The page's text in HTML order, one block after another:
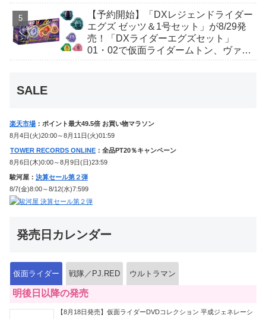
【予約開始】「DXレジェンドライダー
エグズ ゼッツ＆1号セット」が8/29発
売！「DXライダーエグズセット」
01・02で仮面ライダームトン、ヴァン
SALE
楽天市場 ：ポイント最大49.5倍 お買い物マラソン
8月4日(火)20:00～8月11日(火)01:59
TOWER RECORDS ONLINE ：全品PT20％キャンペーン
8月6日(木)0:00～8月9日(日)23:59
駿河屋： 決算セール第２弾
8/7(金)8:00～8/12(水)7:599
発売日カレンダー
仮面ライダー 戦隊／PJ.RED ウルトラマン
明後日以降の発売
【8月18日発売】仮面ライダーDVDコレクション 平成ジェネレーシ